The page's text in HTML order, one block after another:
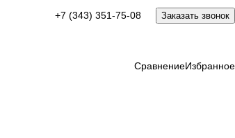
+7 (343) 351-75-08 Заказать звонок
СравнениеИзбранное
Оставить заявку